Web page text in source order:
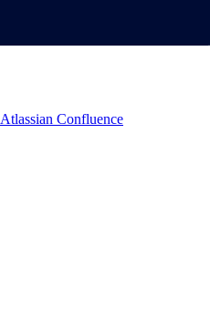
Atlassian Confluence